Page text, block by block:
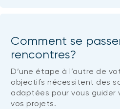
Comment se
rencontres?
D’une étape à l’autre de
objectifs nécessitent des
adaptées pour vous guider
vos projets.